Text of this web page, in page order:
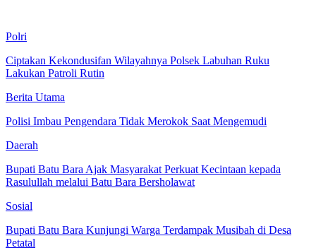
Polri
Ciptakan Kekondusifan Wilayahnya Polsek Labuhan Ruku
Lakukan Patroli Rutin
Berita Utama
Polisi Imbau Pengendara Tidak Merokok Saat Mengemudi
Daerah
Bupati Batu Bara Ajak Masyarakat Perkuat Kecintaan kepada
Rasulullah melalui Batu Bara Bersholawat
Sosial
Bupati Batu Bara Kunjungi Warga Terdampak Musibah di Desa
Petatal